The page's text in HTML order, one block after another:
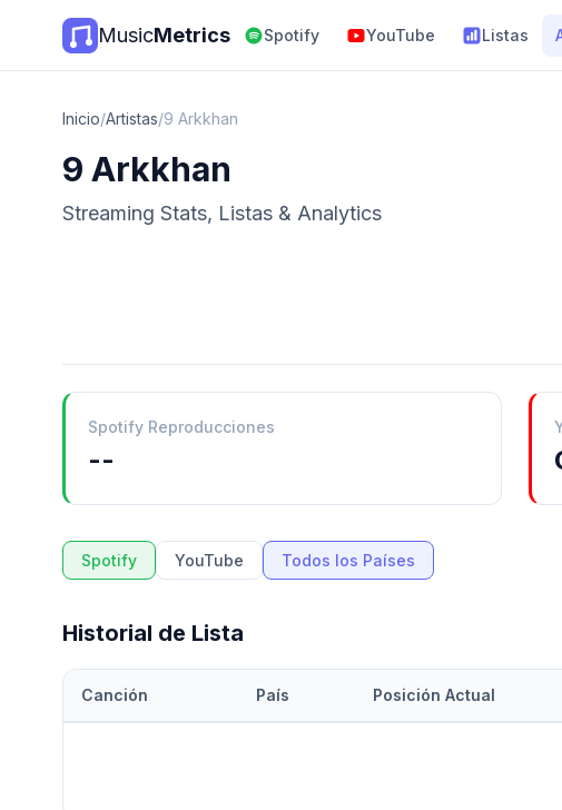
MusicMetrics Spotify YouTube Listas
Inicio/Artistas/9 Arkkhan
9 Arkkhan
Streaming Stats, Listas & Analytics
Spotify Reproducciones
--
Spotify YouTube Todos los Países
Historial de Lista
Canción País Posición Actual